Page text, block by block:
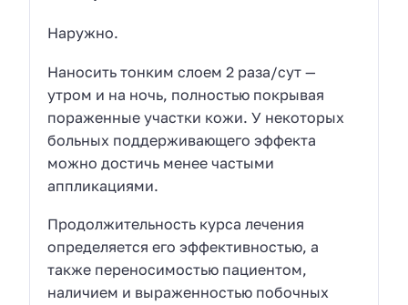
Наружно.
Наносить тонким слоем 2 раза/сут —
утром и на ночь, полностью покрывая
пораженные участки кожи. У некоторых
больных поддерживающего эффекта
можно достичь менее частыми
аппликациями.
Продолжительность курса лечения
определяется его эффективностью, а
также переносимостью пациентом,
наличием и выраженностью побочных